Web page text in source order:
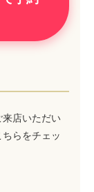
店いただい
らをチェッ